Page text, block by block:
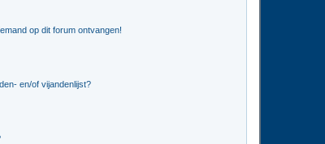
op dit forum ontvangen!
en/of vijandenlijst?